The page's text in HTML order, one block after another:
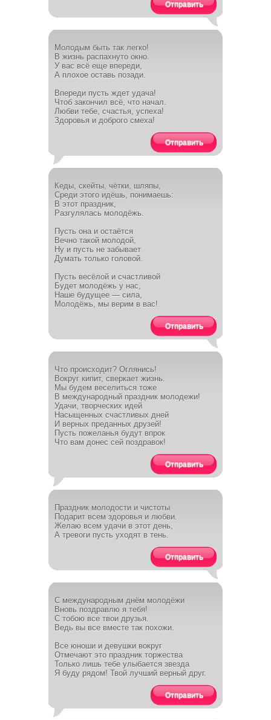
Отправить
Молодым быть так легко!
В жизнь распахнуто окно.
У вас всё еще впереди,
А плохое оставь позади.
Впереди пусть ждет удача!
Чтоб закончил всё, что начал.
Любви тебе, счастья, успеха!
Здоровья и доброго смеха!
Отправить
Кеды, скейты, чётки, шляпы,
Среди этого идёшь, понимаешь:
В этот праздник,
Разгулялась молодёжь.
Пусть она и остаётся
Вечно такой молодой,
Ну и пусть не забывает
Думать только головой.
Пусть весёлой и счастливой
Будет молодёжь у нас,
Наше будущее — сила,
Молодёжь, мы верим в вас!
Отправить
Что происходит? Оглянись!
Вокруг кипит, сверкает жизнь.
Мы будем веселиться тоже
В международный праздник молодежи!
Удачи, творческих идей
Насыщенных счастливых дней
И верных преданных друзей!
Пусть пожеланья будут впрок
Что вам донес сей поздравок!
Отправить
Праздник молодости и чистоты
Подарит всем здоровья и любви.
Желаю всем удачи в этот день,
А тревоги пусть уходят в тень.
Отправить
С международным днём молодёжи
Вновь поздравлю я тебя!
С тобою все твои друзья.
Ведь вы все вместе так похожи.
Все юноши и девушки вокруг
Отмечают это праздник торжества
Только лишь тебе улыбается звезда
Я буду рядом! Твой лучший верный друг.
Отправить